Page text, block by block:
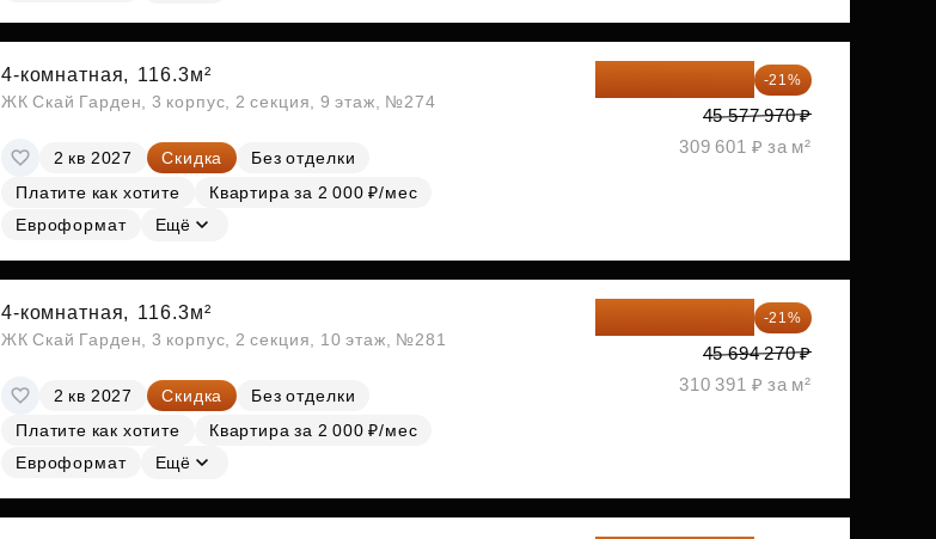
4-комнатная, 116.3м²
ЖК Скай Гарден, 3 корпус, 2 секция, 9 этаж, №274
2 кв 2027 Скидка
Без отделки
Платите как хотите
Квартира за 2 000 ₽/мес
Евроформат
Ещё
-21%
45 577 970 ₽
309 601 ₽ за м²
4-комнатная, 116.3м²
ЖК Скай Гарден, 3 корпус, 2 секция, 10 этаж, №281
2 кв 2027 Скидка
Без отделки
Платите как хотите
Квартира за 2 000 ₽/мес
Евроформат
Ещё
-21%
45 694 270 ₽
310 391 ₽ за м²